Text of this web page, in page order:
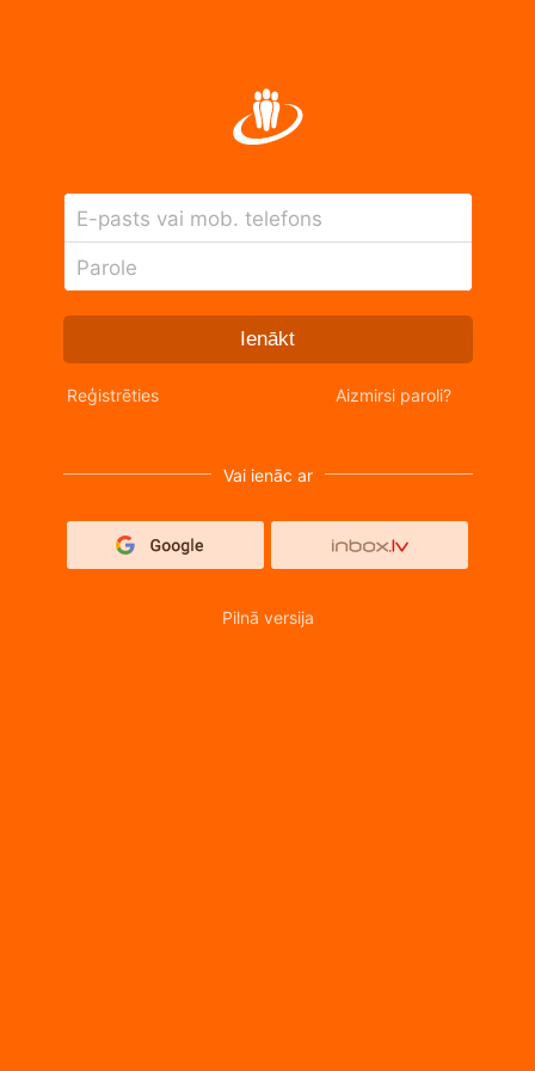
E-pasts vai mob. telefons
Parole
Ienākt
Reģistrēties Aizmirsi paroli?
Vai ienāc ar
Pilnā versija